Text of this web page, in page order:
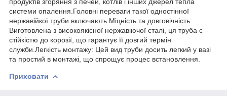
системи опалення.Головні переваги такої одностінної
нержавійкої труби включають:Міцність та довговічність:
Виготовлена з високоякісної нержавіючої сталі, ця труба є
стійкістю до корозії, що гарантує її довгий термін
служби.Легкість монтажу: Цей вид труби досить легкий у вазі
та простий в монтажі, що спрощує процес встановлення.
Приховати